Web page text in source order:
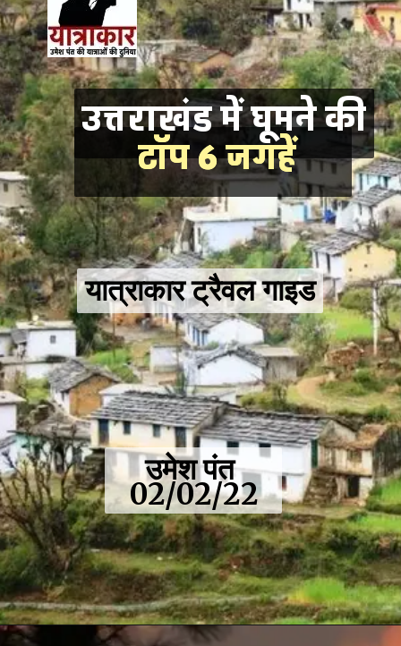
उत्तराखंड में घूमने की
टॉप 6 जगहें
उत्तराखंड में घूमने की
टॉप 6 जगहें
उमेश पंत
02/02/22
यात्राकार ट्रैवल गाइड
यात्राकार ट्रैवल गाइड